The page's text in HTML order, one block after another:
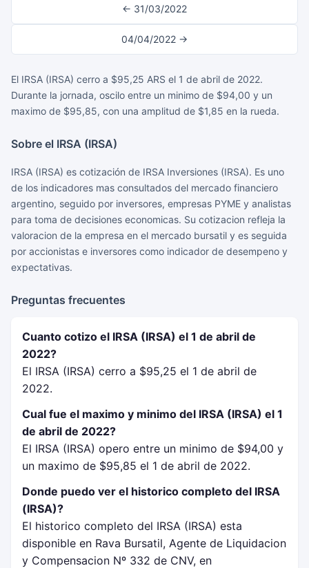
← 31/03/2022
04/04/2022 →
El IRSA (IRSA) cerro a $95,25 ARS el 1 de abril de 2022.
Durante la jornada, oscilo entre un minimo de $94,00 y un
maximo de $95,85, con una amplitud de $1,85 en la rueda.
Sobre el IRSA (IRSA)
IRSA (IRSA) es cotización de IRSA Inversiones (IRSA). Es uno
de los indicadores mas consultados del mercado financiero
argentino, seguido por inversores, empresas PYME y analistas
para toma de decisiones economicas. Su cotizacion refleja la
valoracion de la empresa en el mercado bursatil y es seguida
por accionistas e inversores como indicador de desempeno y
expectativas.
Preguntas frecuentes
Cuanto cotizo el IRSA (IRSA) el 1 de abril de
2022?
El IRSA (IRSA) cerro a $95,25 el 1 de abril de
2022.
Cual fue el maximo y minimo del IRSA (IRSA) el 1
de abril de 2022?
El IRSA (IRSA) opero entre un minimo de $94,00 y
un maximo de $95,85 el 1 de abril de 2022.
Donde puedo ver el historico completo del IRSA
(IRSA)?
El historico completo del IRSA (IRSA) esta
disponible en Rava Bursatil, Agente de Liquidacion
y Compensacion Nº 332 de CNV, en